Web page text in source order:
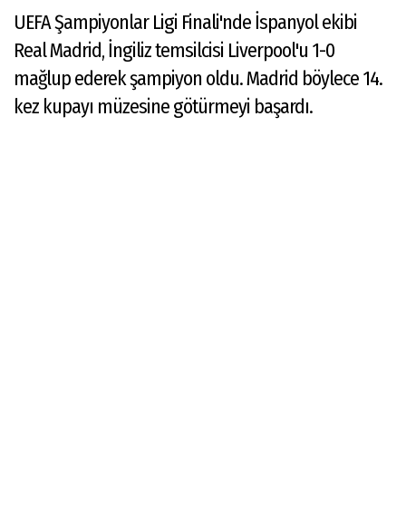
UEFA Şampiyonlar Ligi Finali'nde İspanyol ekibi
Real Madrid, İngiliz temsilcisi Liverpool'u 1-0
mağlup ederek şampiyon oldu. Madrid böylece 14.
kez kupayı müzesine götürmeyi başardı.